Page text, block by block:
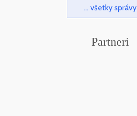
... všetky správy
Partneri